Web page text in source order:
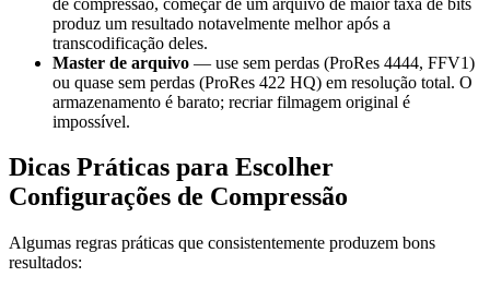
produz um resultado notavelmente melhor após a
transcodificação deles.
Master de arquivo — use sem perdas (ProRes 4444, FFV1)
ou quase sem perdas (ProRes 422 HQ) em resolução total. O
armazenamento é barato; recriar filmagem original é
impossível.
Dicas Práticas para Escolher
Configurações de Compressão
Algumas regras práticas que consistentemente produzem bons
resultados: